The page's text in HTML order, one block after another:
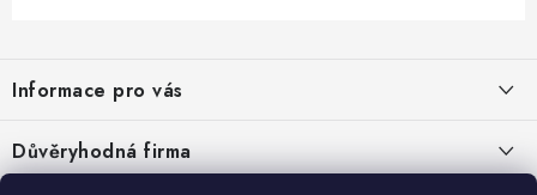
p
a
t
Informace pro vás
Velkoobchod
O nás
Důvěryhodná firma